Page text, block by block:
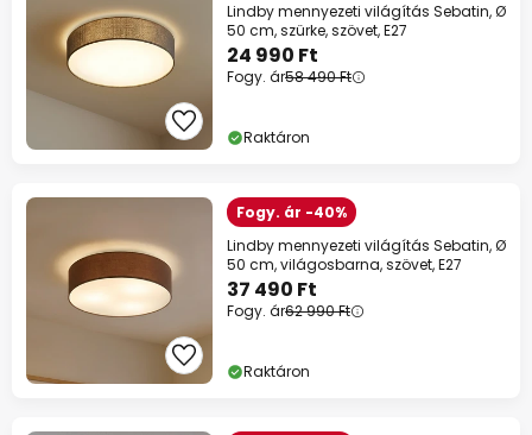
Lindby mennyezeti világítás Sebatin, Ø
50 cm, szürke, szövet, E27
24 990 Ft
Fogy. ár58 490 Ft
Raktáron
Fogy. ár -40%
Lindby mennyezeti világítás Sebatin, Ø
50 cm, világosbarna, szövet, E27
37 490 Ft
Fogy. ár62 990 Ft
Raktáron